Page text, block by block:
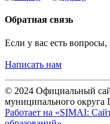
Обратная связь
Если у вас есть
Написать нам
© 2024 Официальный
муниципального округа
Работает на «SIMAI: